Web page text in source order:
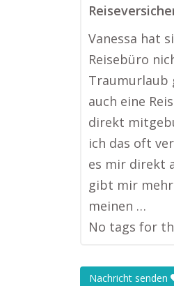
Vanessa hat
Reisebüro
Traumurlaub
auch eine
direkt
ich das oft
es mir direkt
gibt mir
meinen …
No tags for
Nachricht senden